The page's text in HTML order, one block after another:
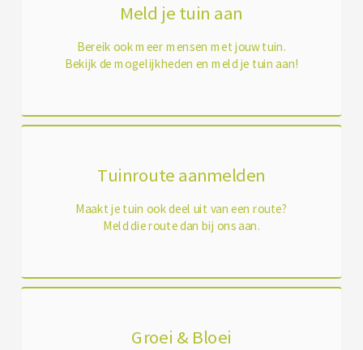
Meld je tuin aan
Bereik ook meer mensen met jouw tuin.
Bekijk de mogelijkheden en meld je tuin aan!
Tuinroute aanmelden
Maakt je tuin ook deel uit van een route?
Meld die route dan bij ons aan.
Groei & Bloei